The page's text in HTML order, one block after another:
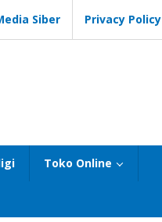
Siber Privacy Policy
Toko Online